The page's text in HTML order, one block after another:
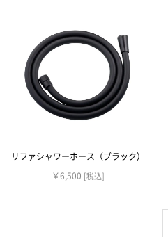
リファシャワーホース（ブラック）
￥6,500 [税込]